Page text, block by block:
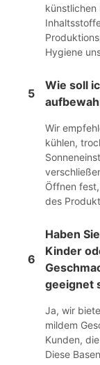
Hygiene
5
Wie soll
Wir
kühlen,
Öffnen
des
6
Haben
Kinder
geeignet
Ja, wir
mildem
Kunden,
Diese